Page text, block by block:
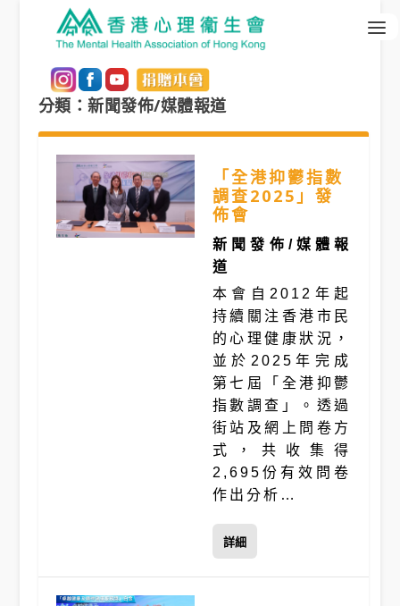
分類：新聞發佈/媒體報道
「全港抑鬱指數
調查2025」發
佈會
新聞發佈/媒體報
道
本會自2012年起
持續關注香港市民
的心理健康狀況，
並於2025年完成
第七屆「全港抑鬱
指數調查」。透過
街站及網上問卷方
式，共收集得
2,695份有效問卷
作出分析…
詳細